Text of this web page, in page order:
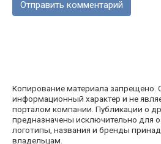
Копирование материала запрещено.
информационный характер и не
порталом компании. Публикации о
предназначены исключительно для
логотипы, названия и бренды
владельцам.